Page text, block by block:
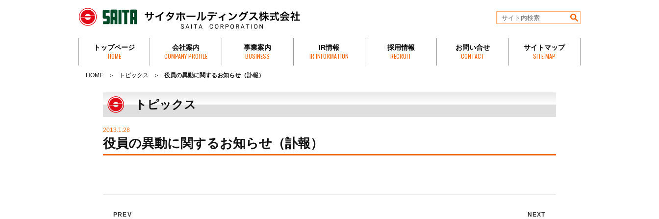
トップページ
HOME
会社案内
COMPANY PROFILE
社長挨拶・社是
会社概要
沿革
組織図
事務所一覧
特定個人情報取引方針
事業案内
BUSINESS
株式会社才田組
才田砕石工業株式会社
HUE FOODS COMPANY
フエフーズ・ジャパン株式会社
株式会社サイテックス
有限会社賀和運送
IR情報
IR INFORMATION
採用情報
RECRUIT
お問い合せ
CONTACT
サイトマップ
SITE MAP
HOME トピックス 役員の異動に関するお知らせ（訃報）
トピックス
2013.1.28
役員の異動に関するお知らせ（訃報）
PREV NEXT